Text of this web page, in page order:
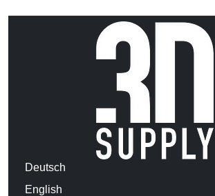
Deutsch
English